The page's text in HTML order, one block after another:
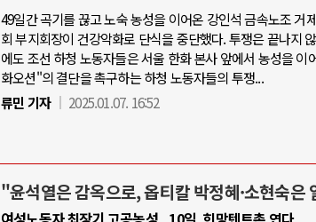
49일간 곡기를 끊고 노숙 농성을 이어온 강인석 금속노조 거
회 부지회장이 건강악화로 단식을 중단했다. 투쟁은 끝나지
에도 조선 하청 노동자들은 서울 한화 본사 앞에서 농성을 이
화오션"의 결단을 촉구하는 하청 노동자들의 투쟁...
류민 기자
2025.01.07. 16:52
"윤석열은 감옥으로, 옵티칼 박정혜·소현숙은